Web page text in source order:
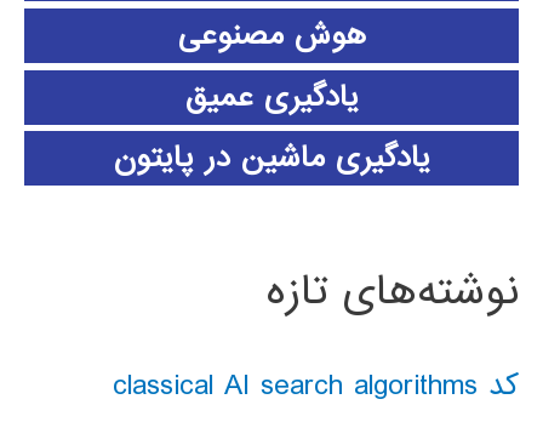
هوش مصنوعی
یادگیری عمیق
یادگیری ماشین در پایتون
نوشته‌های تازه
کد classical AI search algorithms